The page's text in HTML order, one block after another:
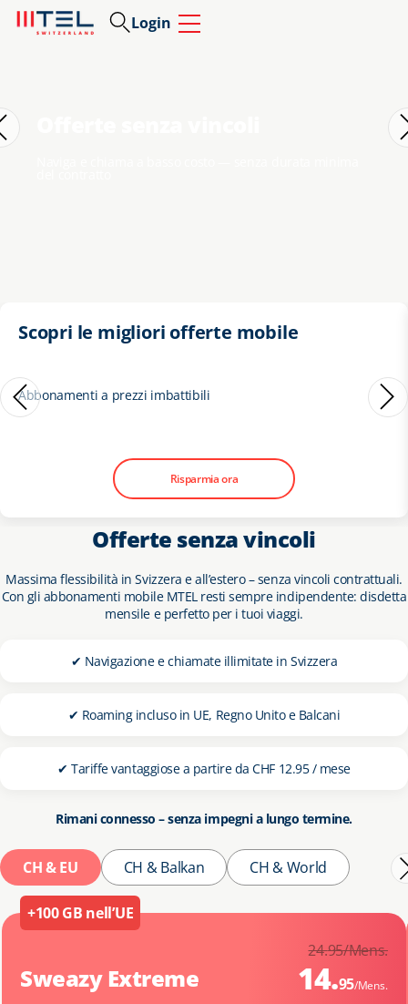
Login
Scopri le migliori offerte mobile
Abbonamenti a prezzi imbattibili
Risparmia ora
Offerte senza vincoli
Massima flessibilità in Svizzera e all’estero – senza vincoli contrattuali.
Con gli abbonamenti mobile MTEL resti sempre indipendente: disdetta
mensile e perfetto per i tuoi viaggi.
✔ Navigazione e chiamate illimitate in Svizzera
✔ Roaming incluso in UE, Regno Unito e Balcani
✔ Tariffe vantaggiose a partire da CHF 12.95 / mese
Rimani connesso – senza impegni a lungo termine.
CH & EU CH & Balkan CH & World
+100 GB nell’UE
Sweazy Extreme 14.95/Mens.
24.95/Mens.